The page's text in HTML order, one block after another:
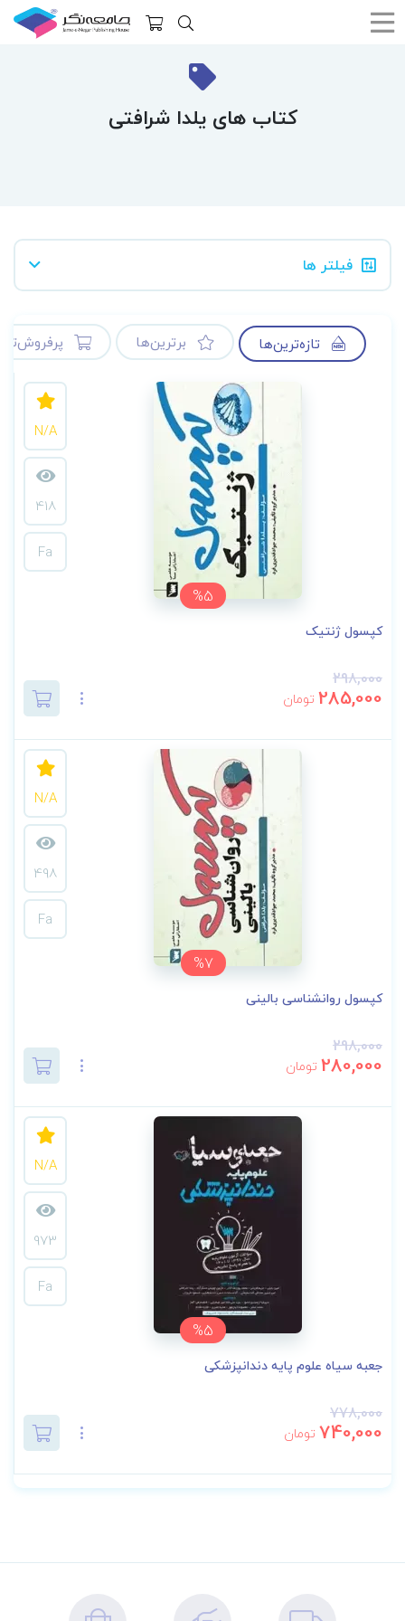
کتاب های یلدا شرافتی
فیلتر ها
تازه‌ترین‌ها برترین‌ها
%5
N/A
418
Fa
کپسول ژنتیک
298,000
285,000 تومان
%7
N/A
498
Fa
کپسول روانشناسی بالینی
298,000
280,000 تومان
%5
N/A
973
Fa
جعبه سیاه علوم پایه دندانپزشکی
778,000
740,000 تومان